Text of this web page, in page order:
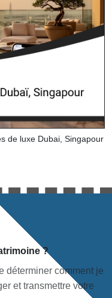
de luxe Dubai, Singapour
?
déterminer comment je
et transmettre votre